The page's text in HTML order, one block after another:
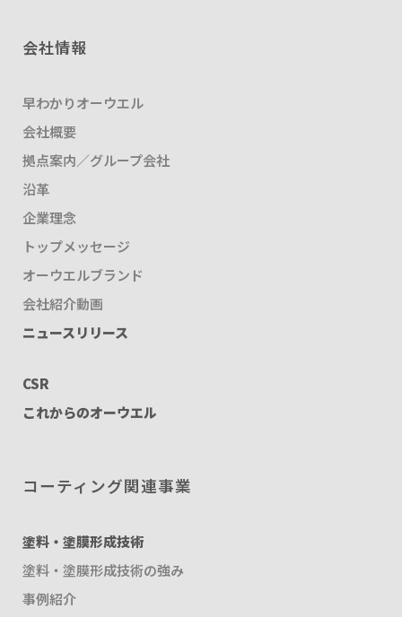
会社情報
早わかりオーウエル
会社概要
拠点案内／グループ会社
沿革
企業理念
トップメッセージ
オーウエルブランド
会社紹介動画
ニュースリリース
CSR
これからのオーウエル
コーティング関連事業
塗料・塗膜形成技術
塗料・塗膜形成技術の強み
事例紹介